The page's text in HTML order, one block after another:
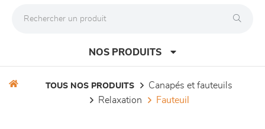
NOS PRODUITS
TOUS NOS PRODUITS
canapés et fauteuils
relaxation
fauteuil